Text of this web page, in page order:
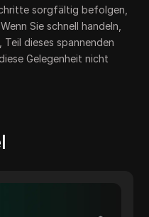
sorgfältig befolgen,
Sie schnell handeln,
dieses spannenden
Gelegenheit nicht